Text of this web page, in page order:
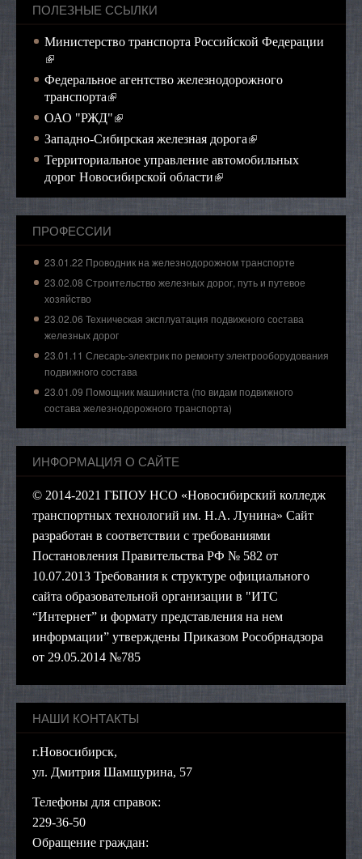
ПОЛЕЗНЫЕ ССЫЛКИ
Министерство транспорта Российской Федерации
(внешняя ссылка)
Федеральное агентство железнодорожного
транспорта(внешняя ссылка)
ОАО "РЖД"(внешняя ссылка)
Западно-Сибирская железная дорога(внешняя ссылка)
Территориальное управление автомобильных
дорог Новосибирской области(внешняя ссылка)
ПРОФЕССИИ
23.01.22 Проводник на железнодорожном транспорте
23.02.08 Строительство железных дорог, путь и путевое
хозяйство
23.02.06 Техническая эксплуатация подвижного состава
железных дорог
23.01.11 Слесарь-электрик по ремонту электрооборудования
подвижного состава
23.01.09 Помощник машиниста (по видам подвижного
состава железнодорожного транспорта)
ИНФОРМАЦИЯ О САЙТЕ
© 2014-2021 ГБПОУ НСО «Новосибирский колледж
транспортных технологий им. Н.А. Лунина» Сайт
разработан в соответствии с требованиями
Постановления Правительства РФ № 582 от
10.07.2013 Требования к структуре официального
сайта образовательной организации в "ИТС
“Интернет” и формату представления на нем
информации” утверждены Приказом Рособрнадзора
от 29.05.2014 №785
НАШИ КОНТАКТЫ
г.Новосибирск,
ул. Дмитрия Шамшурина, 57
Телефоны для справок:
229-36-50
Обращение граждан: